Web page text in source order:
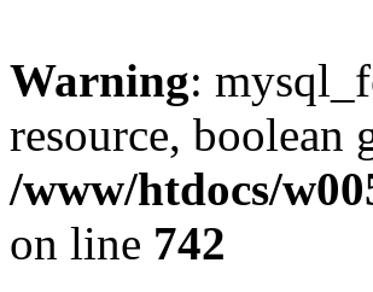
Warning:
resource, boolean
/www/htdocs/
on line 742